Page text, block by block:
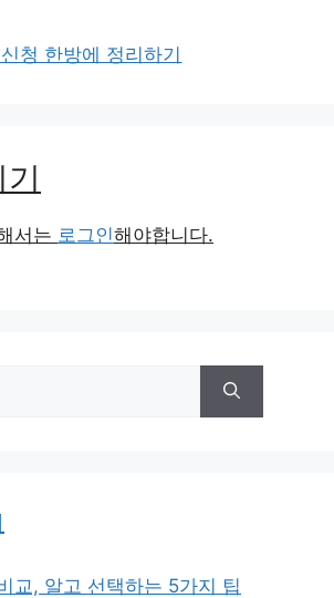
청 한방에 정리하기
서는 로그인해야합니다.
교, 알고 선택하는 5가지 팁